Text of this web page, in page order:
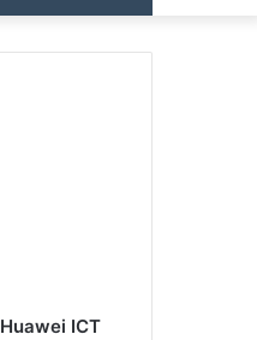
Huawei ICT